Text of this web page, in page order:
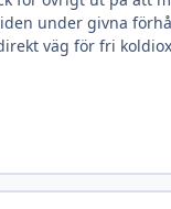
under givna
väg för fri